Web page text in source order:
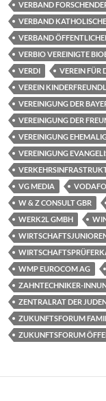
VERBAND
VERBAND
VERBAND
VERBIO VEREINIGTE
VERDI
VEREIN FÜR
VEREIN
VEREINIGUNG DER
VEREINIGUNG DER
VEREINIGUNG
VEREINIGUNG
VG MEDIA
W & Z CONSULT GBR
WERK2L GMBH
WMP EUROCOM AG
ZAHNTECHNIKER-
ZENTRALRAT DER
ZUKUNFTSFORUM
ZUKUNFTSFORUM